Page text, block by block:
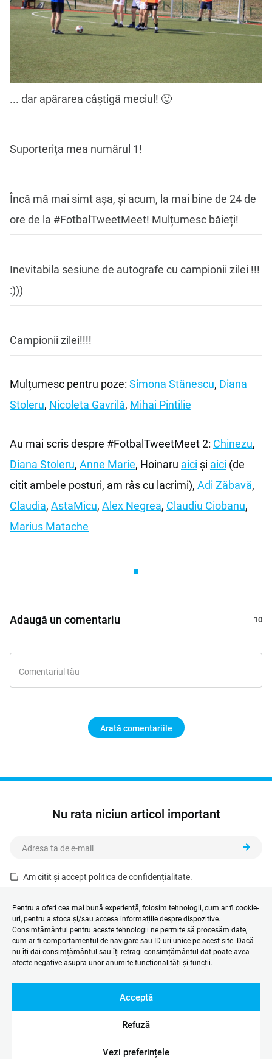
Pentru a oferi cea mai bună experiență, folosim tehnologii, cum ar fi cookie-
uri, pentru a stoca și/sau accesa informațiile despre dispozitive.
Consimțământul pentru aceste tehnologii ne permite să procesăm date,
cum ar fi comportamentul de navigare sau ID-uri unice pe acest site. Dacă
nu îți dai consimțământul sau îți retragi consimțământul dat poate avea
afecte negative asupra unor anumite funcționalități și funcții.
Acceptă
Refuză
Vezi preferințele
... dar apărarea câștigă meciul! 🙂
Suporterița mea numărul 1!
Încă mă mai simt așa, și acum, la mai bine de 24 de
ore de la #FotbalTweetMeet! Mulțumesc băieți!
Inevitabila sesiune de autografe cu campionii zilei !!!
:)))
Campionii zilei!!!!
Mulțumesc pentru poze: Simona Stănescu, Diana
Stoleru, Nicoleta Gavrilă, Mihai Pintilie
Au mai scris despre #FotbalTweetMeet 2: Chinezu,
Diana Stoleru, Anne Marie, Hoinaru aici și aici (de
citit ambele posturi, am râs cu lacrimi), Adi Zăbavă,
Claudia, AstaMicu, Alex Negrea, Claudiu Ciobanu,
Marius Matache
Adaugă un comentariu
Arată comentariile
Nu rata niciun articol important
Am citit și accept politica de confidențialitate.
confidențialitateșiTermenii și condițiile Google.